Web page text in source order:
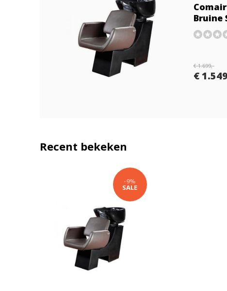
Bruine
€ 1.699,-
€
Recent bekeken
-9%
SALE